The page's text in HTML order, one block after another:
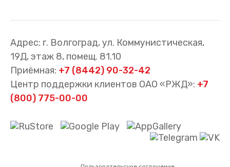
Адрес: г. Волгоград, ул. Коммунистическая,
19Д, этаж 8, помещ. 81.10
Приёмная: +7 (8442) 90-32-42
Центр поддержки клиентов ОАО «РЖД»: +7
(800) 775-00-00